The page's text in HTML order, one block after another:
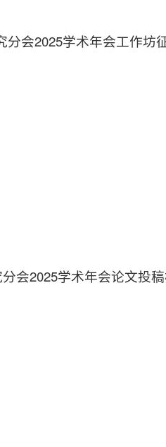
分会2025学术年会工作坊
2025学术年会论文投